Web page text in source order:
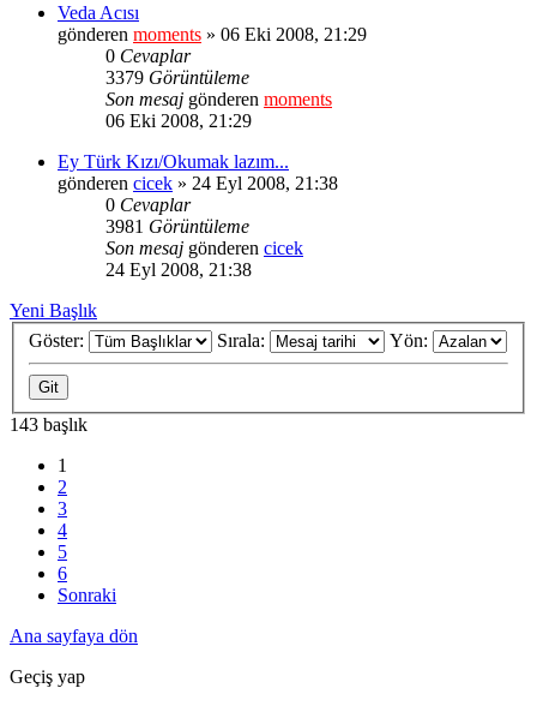
Veda Acısı
gönderen moments » 06 Eki 2008, 21:29
0 Cevaplar
3379 Görüntüleme
Son mesaj gönderen moments
06 Eki 2008, 21:29
Ey Türk Kızı/Okumak lazım...
gönderen cicek » 24 Eyl 2008, 21:38
0 Cevaplar
3981 Görüntüleme
Son mesaj gönderen cicek
24 Eyl 2008, 21:38
Yeni Başlık
Göster:
Sırala: Yön:
143 başlık
1
2
3
4
5
6
Sonraki
Ana sayfaya dön
Geçiş yap